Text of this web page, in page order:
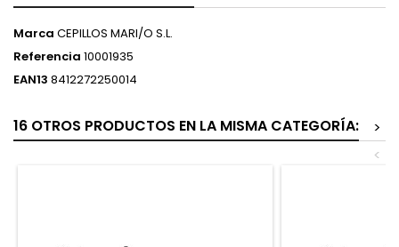
Marca CEPILLOS MARI/O S.L.
Referencia 10001935
EAN13 8412272250014
16 OTROS PRODUCTOS EN LA MISMA CATEGORÍA:
>
<